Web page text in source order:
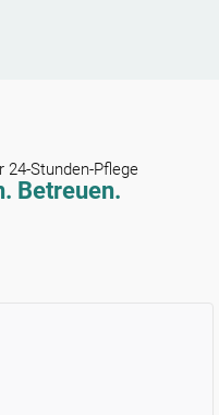
24-Stunden-Pflege
Betreuen.